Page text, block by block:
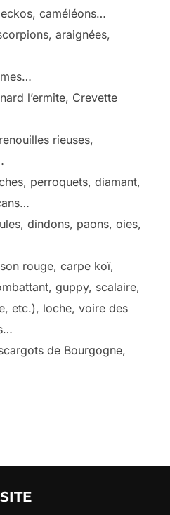
caméléons…
araignées,
l’ermite, Crevette
rieuses,
perroquets, diamant,
dindons, paons, oies,
rouge, carpe koï,
guppy, scalaire,
etc.), loche, voire des
de Bourgogne,